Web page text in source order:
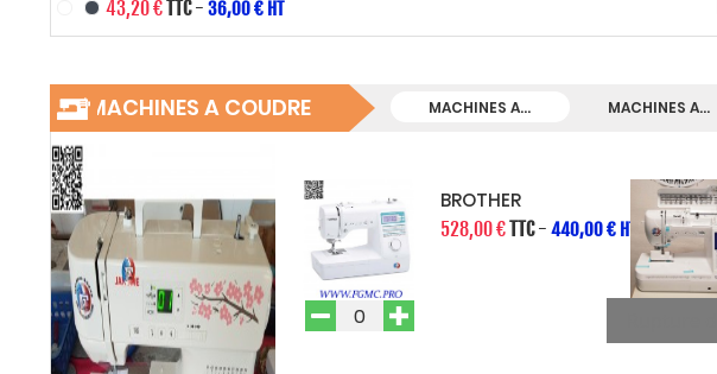
43,20 €TTC- 36,00 € HT
MACHINES A COUDRE
MACHINES A... MACHINES A... MACHINES A... MACHINES A...
BROTHER
528,00 €TTC-440,00 € HT